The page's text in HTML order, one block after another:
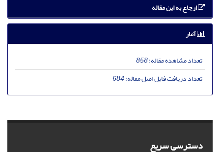
ارجاع به این مقاله
آمار
تعداد مشاهده مقاله:858
تعداد دریافت فایل اصل مقاله:684
دسترسی سریع